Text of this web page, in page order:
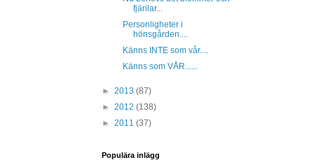
fjärilar...
Personligheter i
hönsgården....
Känns INTE som vår....
Känns som VÅR......
► 2013 (87)
► 2012 (138)
► 2011 (37)
Populära inlägg